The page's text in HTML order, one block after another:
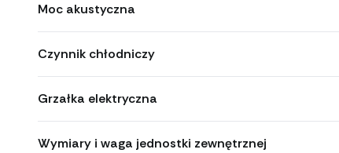
Moc akustyczna
Czynnik chłodniczy
Grzałka elektryczna
Wymiary i waga jednostki zewnętrznej